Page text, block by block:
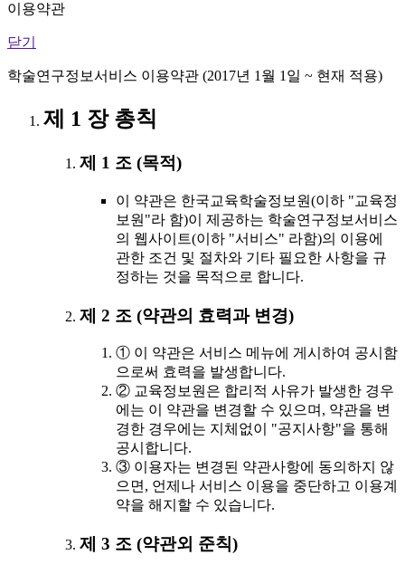
이용약관
닫기
학술연구정보서비스 이용약관 (2017년 1월 1일 ~ 현재 적용)
제 1 장 총칙
제 1 조 (목적)
이 약관은 한국교육학술정보원(이하 "교육정
보원"라 함)이 제공하는 학술연구정보서비스
의 웹사이트(이하 "서비스" 라함)의 이용에
관한 조건 및 절차와 기타 필요한 사항을 규
정하는 것을 목적으로 합니다.
제 2 조 (약관의 효력과 변경)
① 이 약관은 서비스 메뉴에 게시하여 공시함
으로써 효력을 발생합니다.
② 교육정보원은 합리적 사유가 발생한 경우
에는 이 약관을 변경할 수 있으며, 약관을 변
경한 경우에는 지체없이 "공지사항"을 통해
공시합니다.
③ 이용자는 변경된 약관사항에 동의하지 않
으면, 언제나 서비스 이용을 중단하고 이용계
약을 해지할 수 있습니다.
제 3 조 (약관외 준칙)